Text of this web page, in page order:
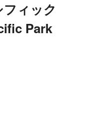
ィック
Park